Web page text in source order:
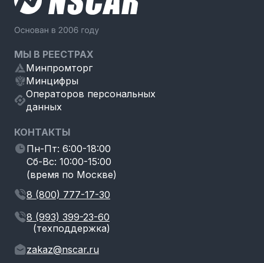
МЫ В РЕЕСТРАХ
Минпромторг
Минцифры
Операторов персональных
данных
КОНТАКТЫ
Пн-Пт: 6:00-18:00
Сб-Вс: 10:00-15:00
(время по Москве)
8 (800) 777-17-30
8 (993) 399-23-60
(техподдержка)
zakaz@nscar.ru